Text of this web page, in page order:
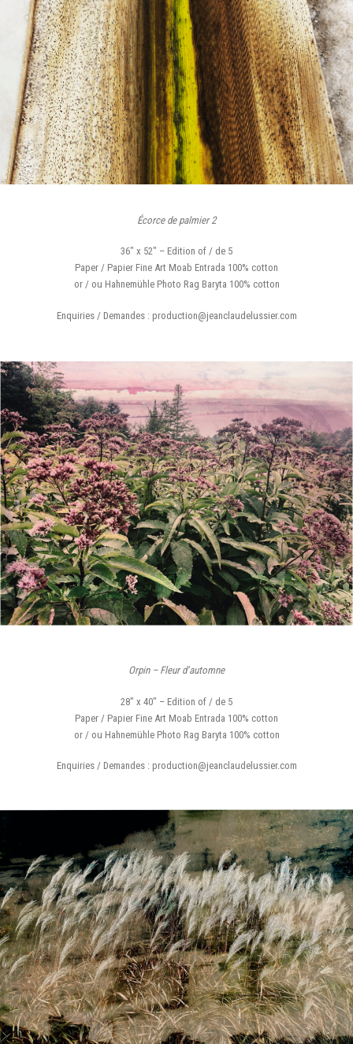
Écorce de palmier 2
36″ x 52″ – Edition of / de 5
Paper / Papier Fine Art Moab Entrada 100% cotton
or / ou Hahnemühle Photo Rag Baryta 100% cotton
Enquiries / Demandes : production@jeanclaudelussier.com
Orpin – Fleur d’automne
28″ x 40″ – Edition of / de 5
Paper / Papier Fine Art Moab Entrada 100% cotton
or / ou Hahnemühle Photo Rag Baryta 100% cotton
Enquiries / Demandes : production@jeanclaudelussier.com